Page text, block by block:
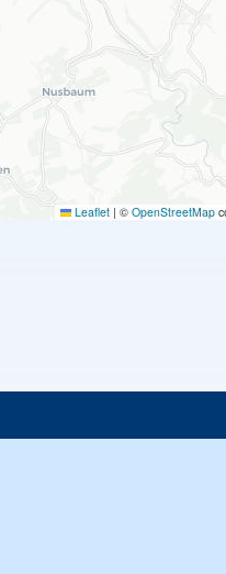
Leaflet | © OpenStreetMap